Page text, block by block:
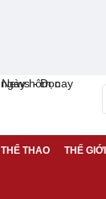
THỂ THAO THẾ GIỚI